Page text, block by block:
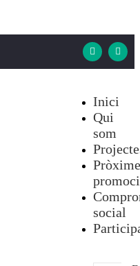
Inici
Qui
som
social